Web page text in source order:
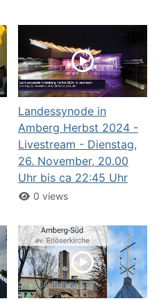
Landessynode in
Amberg Herbst 2024 -
Livestream - Dienstag,
26. November, 20.00
Uhr bis ca 22:45 Uhr
0 views